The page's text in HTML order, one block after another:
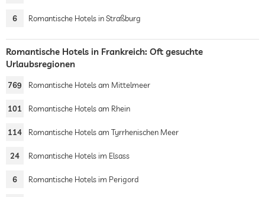
6 Romantische Hotels in Straßburg
Romantische Hotels in Frankreich: Oft gesuchte
Urlaubsregionen
769 Romantische Hotels am Mittelmeer
101 Romantische Hotels am Rhein
114 Romantische Hotels am Tyrrhenischen Meer
24 Romantische Hotels im Elsass
6 Romantische Hotels im Perigord